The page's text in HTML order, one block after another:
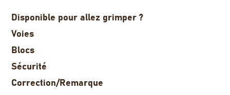
Disponible pour allez grimper ?
Voies
Blocs
Sécurité
Correction/Remarque